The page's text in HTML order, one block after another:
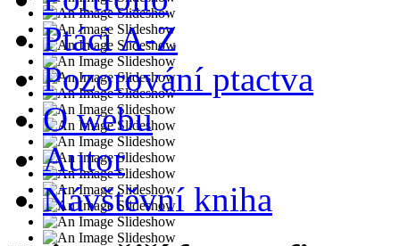
Ptáci A-Z
Pozorování ptactva
O webu
Autor
Návštěvní kniha